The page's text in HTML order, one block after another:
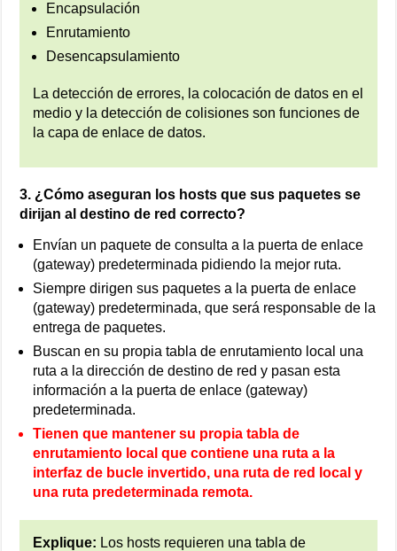
Encapsulación
Enrutamiento
Desencapsulamiento
La detección de errores, la colocación de datos en el
medio y la detección de colisiones son funciones de
la capa de enlace de datos.
3. ¿Cómo aseguran los hosts que sus paquetes se
dirijan al destino de red correcto?
Envían un paquete de consulta a la puerta de enlace
(gateway) predeterminada pidiendo la mejor ruta.
Siempre dirigen sus paquetes a la puerta de enlace
(gateway) predeterminada, que será responsable de la
entrega de paquetes.
Buscan en su propia tabla de enrutamiento local una
ruta a la dirección de destino de red y pasan esta
información a la puerta de enlace (gateway)
predeterminada.
Tienen que mantener su propia tabla de
enrutamiento local que contiene una ruta a la
interfaz de bucle invertido, una ruta de red local y
una ruta predeterminada remota.
Explique: Los hosts requieren una tabla de